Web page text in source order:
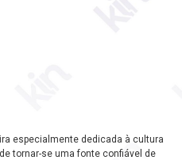
especialmente dedicada à cultura
tornar-se uma fonte confiável de